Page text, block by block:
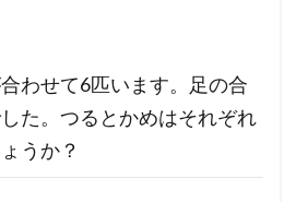
わせて6匹います。足の合
た。つるとかめはそれぞれ
うか？